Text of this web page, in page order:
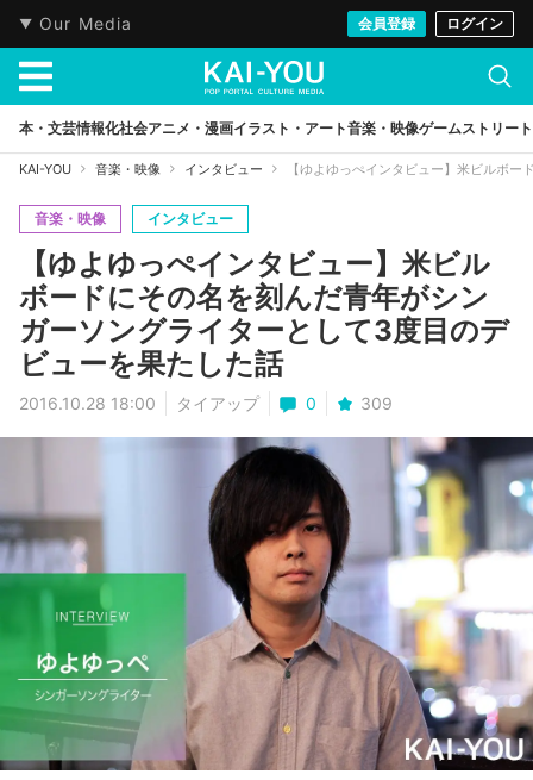
Our Media 会員登録 ログイン
本・文芸情報化社会アニメ・漫画イラスト・アート音楽・映像ゲームストリート
KAI-YOU 音楽・映像 インタビュー 【ゆよゆっぺインタビュー】米ビルボ
音楽・映像 インタビュー
【ゆよゆっぺインタビュー】米ビル
ボードにその名を刻んだ青年がシン
ガーソングライターとして3度目のデ
ビューを果たした話
2016.10.28 18:00 タイアップ 0 309